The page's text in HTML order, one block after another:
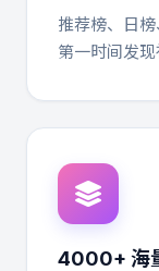
推荐榜、日
第一时间发现
4000+ 海